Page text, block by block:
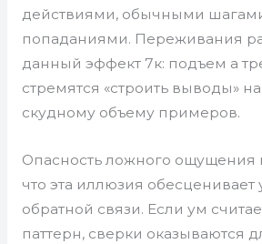
действиями, обычными
попаданиями. Переживания
данный эффект 7к: подъем а
стремятся «строить выводы»
скудному объему примеров.
Опасность ложного ощущения
что эта иллюзия обесценивает
обратной связи. Если ум
паттерн, сверки оказываются